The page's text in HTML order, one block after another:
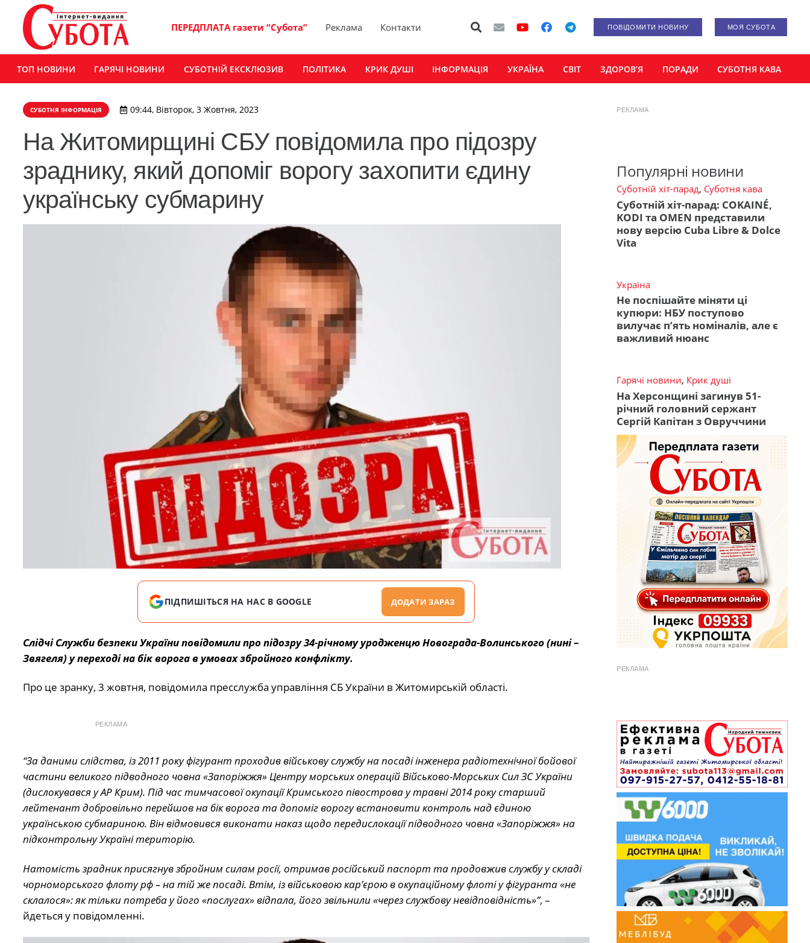
ПЕРЕДПЛАТА газети “Субота” Реклама Контакти ПОВІДОМИТИ НОВИНУ МОЯ СУБОТА
ТОП НОВИНИ ГАРЯЧІ НОВИНИ СУБОТНІЙ ЕКСКЛЮЗИВ ПОЛІТИКА КРИК ДУШІ ІНФОРМАЦІЯ УКРАЇНА СВІТ ЗДОРОВ’Я ПОРАДИ СУБОТНЯ КАВА
СУБОТНЯ ІНФОРМАЦІЯ 09:44, Вівторок, 3 Жовтня, 2023
На Житомирщині СБУ повідомила про підозру
зраднику, який допоміг ворогу захопити єдину
українську субмарину
ПІДПИШІТЬСЯ НА НАС В GOOGLE ДОДАТИ ЗАРАЗ
Слідчі Служби безпеки України повідомили про підозру 34-річному уродженцю Новограда-Волинського (нині –
Звягеля) у переході на бік ворога в умовах збройного конфлікту.
Про це зранку, 3 жовтня, повідомила пресслужба управління СБ України в Житомирській області.
РЕКЛАМА
“За даними слідства, із 2011 року фігурант проходив військову службу на посаді інженера радіотехнічної бойової
частини великого підводного човна «Запоріжжя» Центру морських операцій Військово-Морських Сил ЗС України
(дислокувався у АР Крим). Під час тимчасової окупації Кримського півострова у травні 2014 року старший
лейтенант добровільно перейшов на бік ворога та допоміг ворогу встановити контроль над єдиною
українською субмариною. Він відмовився виконати наказ щодо передислокації підводного човна «Запоріжжя» на
підконтрольну Україні територію.
Натомість зрадник присягнув збройним силам росії, отримав російський паспорт та продовжив службу у складі
чорноморського флоту рф – на тій же посаді. Втім, із військовою кар’єрою в окупаційному флоті у фігуранта «не
склалося»: як тільки потреба у його «послугах» відпала, його звільнили «через службову невідповідність»”, –
йдеться у повідомленні.
РЕКЛАМА
Популярні новини
Суботній хіт-парад, Суботня кава
Суботній хіт-парад: COKAINÉ,
KODI та OMEN представили
нову версію Cuba Libre & Dolce
Vita
Україна
Не поспішайте міняти ці
купюри: НБУ поступово
вилучає п’ять номіналів, але є
важливий нюанс
Гарячі новини, Крик душі
На Херсонщині загинув 51-
річний головний сержант
Сергій Капітан з Овруччини
РЕКЛАМА